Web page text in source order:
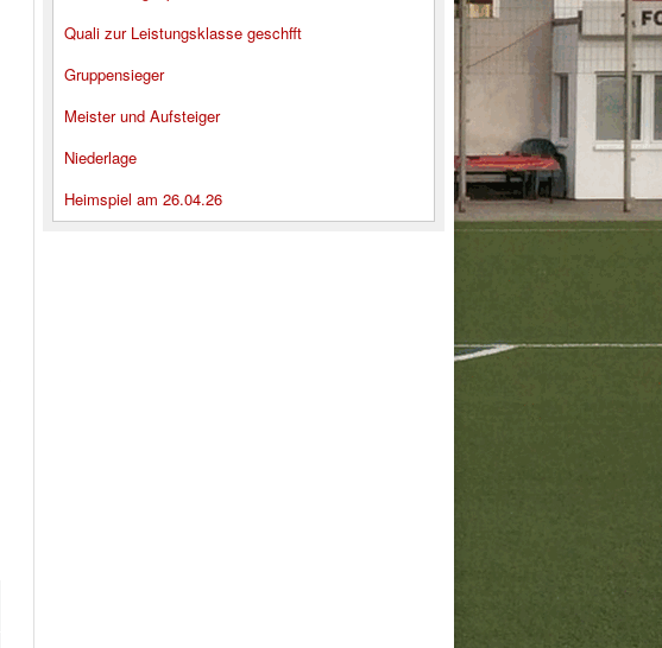
Quali zur Leistungsklasse geschfft
Gruppensieger
Meister und Aufsteiger
Niederlage
Heimspiel am 26.04.26